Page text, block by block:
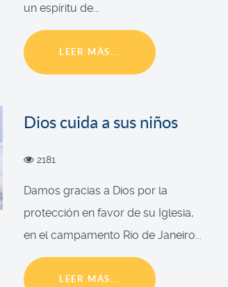
un espíritu de...
LEER MÁS...
Dios cuida a sus niños
2181
Damos gracias a Dios por la
protección en favor de su Iglesia,
en el campamento Río de Janeiro...
LEER MÁS...